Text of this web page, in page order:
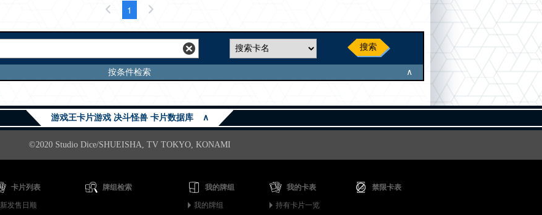
1
搜索
按条件检索 ∧
游戏王卡片游戏 决斗怪兽 卡片数据库 ∧
©2020 Studio Dice/SHUEISHA, TV TOKYO, KONAMI
卡片列表
新发售日顺
牌组检索 我的牌组
我的牌组
我的卡表
持有卡片一览
禁限卡表